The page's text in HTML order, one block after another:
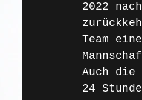
2022
Team
Auch die
24